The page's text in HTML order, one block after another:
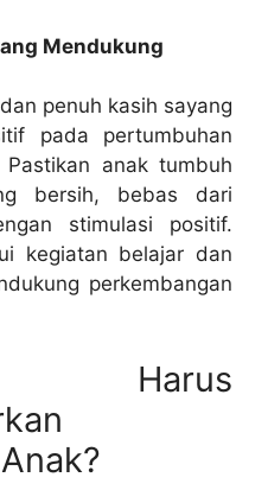
Mendukung
penuh kasih sayang
pada pertumbuhan
anak tumbuh
bersih, bebas dari
stimulasi positif.
kegiatan belajar dan
perkembangan
Harus